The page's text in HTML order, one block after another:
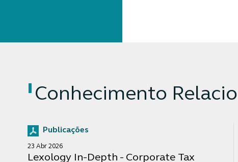
Conhecimento
Publicações
23 Abr 2026
Lexology In-Depth - Corporate Tax